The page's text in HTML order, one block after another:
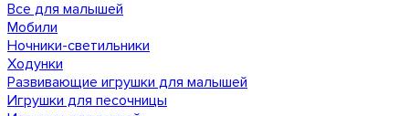
Все для малышей
Мобили
Ночники-светильники
Ходунки
Развивающие игрушки для малышей
Игрушки для песочницы